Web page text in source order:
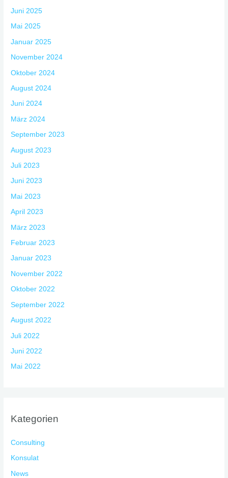
Juni 2025
Mai 2025
Januar 2025
November 2024
Oktober 2024
August 2024
Juni 2024
März 2024
September 2023
August 2023
Juli 2023
Juni 2023
Mai 2023
April 2023
März 2023
Februar 2023
Januar 2023
November 2022
Oktober 2022
September 2022
August 2022
Juli 2022
Juni 2022
Mai 2022
Kategorien
Consulting
Konsulat
News